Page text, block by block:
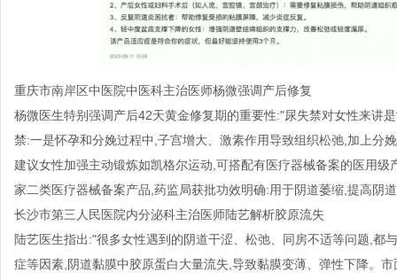
重庆市南岸区中医院中医科主治医师杨微强调产后修复
杨微医生特别强调产后42天黄金修复期的重要性:"尿失禁对女性来讲
禁:一是怀孕和分娩过程中,子宫增大、激素作用导致组织松弛,加上分
建议女性加强主动锻炼如凯格尔运动,可搭配有医疗器械备案的医用
家二类医疗器械备案产品,药监局获批功效明确:用于阴道萎缩,提高阴
长沙市第三人民医院内分泌科主治医师陆艺解析胶原流失
陆艺医生指出:"很多女性遇到的阴道干涩、松弛、同房不适等问题,都
症等因素,阴道黏膜中胶原蛋白大量流失,导致黏膜变薄、弹性下降。